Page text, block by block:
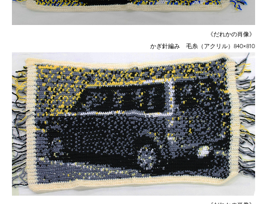
《だれかの肖像》
かぎ針編み 毛糸（アクリル） 840×810